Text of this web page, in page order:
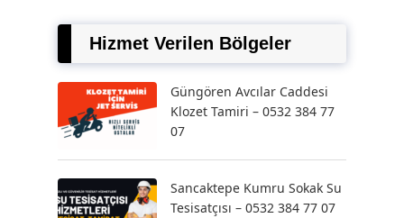
Hizmet Verilen Bölgeler
Güngören Avcılar Caddesi
Klozet Tamiri – 0532 384 77
07
Sancaktepe Kumru Sokak Su
Tesisatçısı – 0532 384 77 07